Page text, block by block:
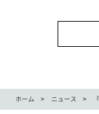
ホーム ニュース